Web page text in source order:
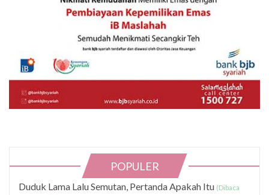
POPULER
Duduk Lama Lalu Semutan, Pertanda Apakah Itu (Dibaca